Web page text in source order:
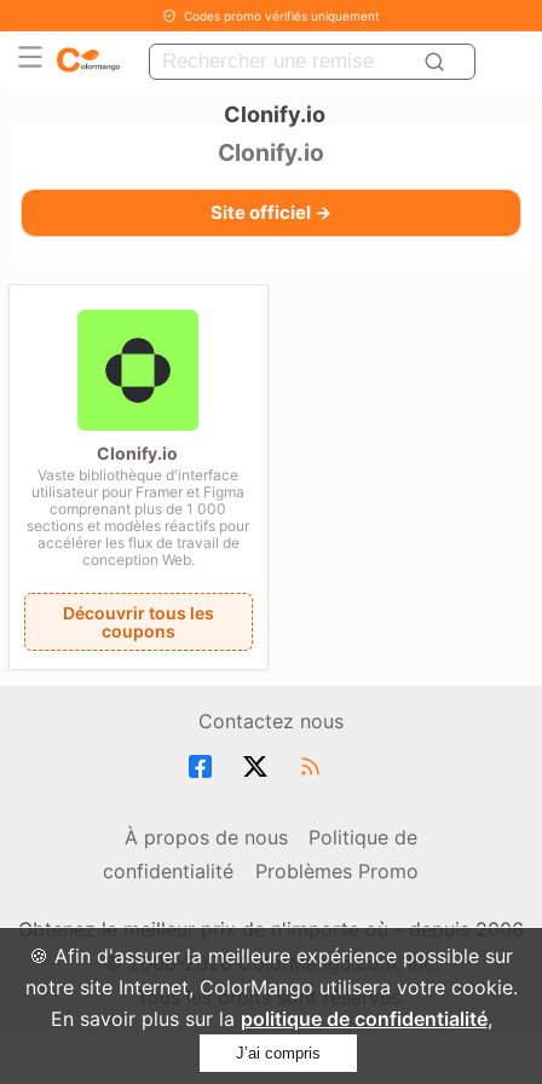
🍪 Afin d'assurer la meilleure expérience possible sur
notre site Internet, ColorMango utilisera votre cookie.
En savoir plus sur la politique de confidentialité,
J’ai compris
Codes promo vérifiés uniquement
Clonify.io
Clonify.io
Site officiel →
Clonify.io
Vaste bibliothèque d'interface
utilisateur pour Framer et Figma
comprenant plus de 1 000
sections et modèles réactifs pour
accélérer les flux de travail de
conception Web.
Découvrir tous les
coupons
Contactez nous
À propos de nous
Politique de
confidentialité
Problèmes Promo
Obtenez le meilleur prix de n'importe où - depuis 2006
© 2006-2026 ColorMango.com, Inc.
Tous les droits sont réservés.